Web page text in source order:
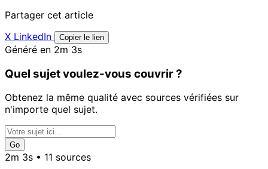
Partager cet article
X LinkedIn Copier le lien
Généré en 2m 3s
Quel sujet voulez-vous couvrir ?
Obtenez la même qualité avec sources vérifiées sur
n'importe quel sujet.
Go
2m 3s • 11 sources